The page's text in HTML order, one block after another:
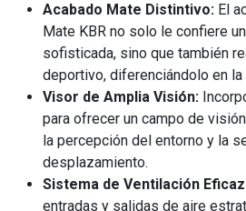
Acabado Mate Distintivo: El
Mate KBR no solo le confiere
sofisticada, sino que también
deportivo, diferenciándolo en la
Visor de Amplia Visión:
para ofrecer un campo de
la percepción del entorno y la
desplazamiento.
Sistema de Ventilación
entradas y salidas de aire